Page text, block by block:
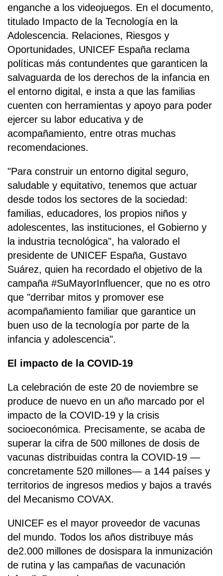
enganche a los videojuegos. En el documento,
titulado Impacto de la Tecnología en la
Adolescencia. Relaciones, Riesgos y
Oportunidades, UNICEF España reclama
políticas más contundentes que garanticen la
salvaguarda de los derechos de la infancia en
el entorno digital, e insta a que las familias
cuenten con herramientas y apoyo para poder
ejercer su labor educativa y de
acompañamiento, entre otras muchas
recomendaciones.
"Para construir un entorno digital seguro,
saludable y equitativo, tenemos que actuar
desde todos los sectores de la sociedad:
familias, educadores, los propios niños y
adolescentes, las instituciones, el Gobierno y
la industria tecnológica", ha valorado el
presidente de UNICEF España, Gustavo
Suárez, quien ha recordado el objetivo de la
campaña #SuMayorInfluencer, que no es otro
que "derribar mitos y promover ese
acompañamiento familiar que garantice un
buen uso de la tecnología por parte de la
infancia y adolescencia".
El impacto de la COVID-19
La celebración de este 20 de noviembre se
produce de nuevo en un año marcado por el
impacto de la COVID-19 y la crisis
socioeconómica. Precisamente, se acaba de
superar la cifra de 500 millones de dosis de
vacunas distribuidas contra la COVID-19 —
concretamente 520 millones— a 144 países y
territorios de ingresos medios y bajos a través
del Mecanismo COVAX.
UNICEF es el mayor proveedor de vacunas
del mundo. Todos los años distribuye más
de2.000 millones de dosispara la inmunización
de rutina y las campañas de vacunación